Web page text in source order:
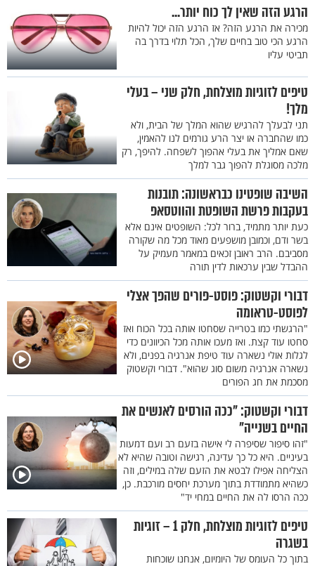
הרגע הזה שאין לך כוח יותר...
מכירה את הרגע הזה? אז הרגע הזה יכול להיות
הרגע הכי טוב בחיים שלך, הכל תלוי בדרך בה
תביטי עליו
טיפים לזוגיות מוצלחת, חלק שני – בעלי
מלך!
תני לבעלך להרגיש שהוא המלך של הבית, ולא
כמו שהחברה או יצר הרע גורמים לנו להאמין,
שאם אמליך את בעלי אהפוך לשפחה. להיפך, רק
מלכה מסוגלת להפוך גבר למלך
השיבה שופטינו כבראשונה: תובנות
בעקבות פרשת השופטת והווטסאפ
כעת יותר מתמיד, ברור לכל: השופטים אינם אלא
בשר ודם, וכמובן מושפעים מאוד מכל מה שקורה
מסביבם. הרב ראובן זכאים במאמר מעמיק על
ההבדל שבין ערכאות לדין תורה
דבורי וקשטוק: פוסט-פורים שהפך אצלי
לפוסט-טראומה
"הרגשתי כמו בטרייה שסחטו אותה בכל הכוח ואז
סחטו עוד קצת. ואז מעכו אותה מכל הכיוונים כדי
לגלות אולי נשארה עוד טיפת אנרגיה בפנים, ולא
נשארה אנרגיה משום סוג שהוא". דבורי וקשטוק
מסכמת את חג הפורים
דבורי וקשטוק: "ככה הורסים לאנשים את
החיים בשנייה"
"זהו סיפור שסיפרה לי אישה בזעם רב ועם דמעות
בעיניים. היא כל כך עדינה, רגישה וטובה שהיא לא
הצליחה אפילו לבטא את הזעם שלה במילים, וזה
כשהיא מתמודדת בתוך מערכת יחסים מורכבת. כן,
ככה הרסו לה את החיים במחי יד"
טיפים לזוגיות מוצלחת, חלק 1 – זוגיות
בשגרה
בתוך כל העומס של היומיום, אנחנו שוכחות